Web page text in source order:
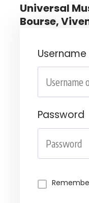
Universal
Bourse,
Password